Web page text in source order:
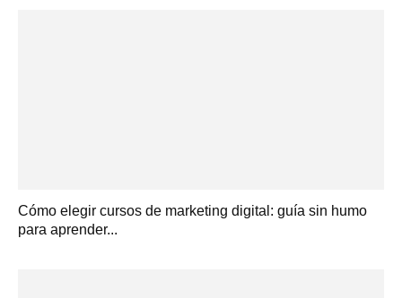
Cómo elegir cursos de marketing digital: guía sin humo
para aprender...